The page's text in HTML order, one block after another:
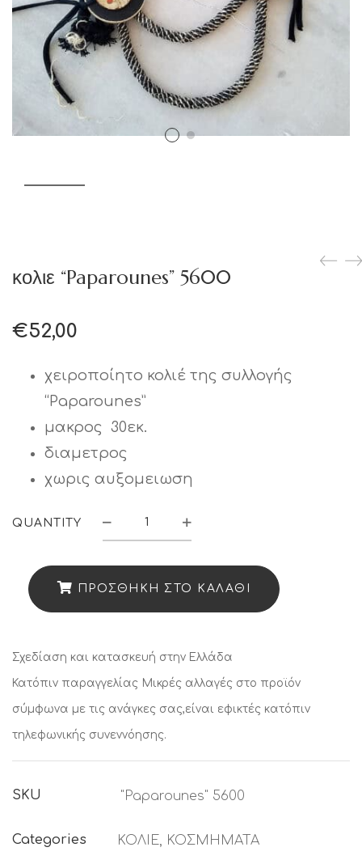
κολιε “Paparounes” 5600
€52,00
χειροποίητο κολιέ της συλλογής
“Paparounes”
μακρος 30εκ.
διαμετρος
χωρις αυξομειωση
QUANTITY
κολιε
ΠΡΟΣΘΉΚΗ ΣΤΟ ΚΑΛΆΘΙ
Σχεδίαση και κατασκευή στην Ελλάδα
Κατόπιν παραγγελίας Μικρές αλλαγές στο προϊόν
σύμφωνα με τις ανάγκες σας,είναι εφικτές κατόπιν
τηλεφωνικής συνεννόησης.
SKU "Paparounes" 5600
Categories ΚΟΛΙΕ ΚΟΣΜΗΜΑΤΑ